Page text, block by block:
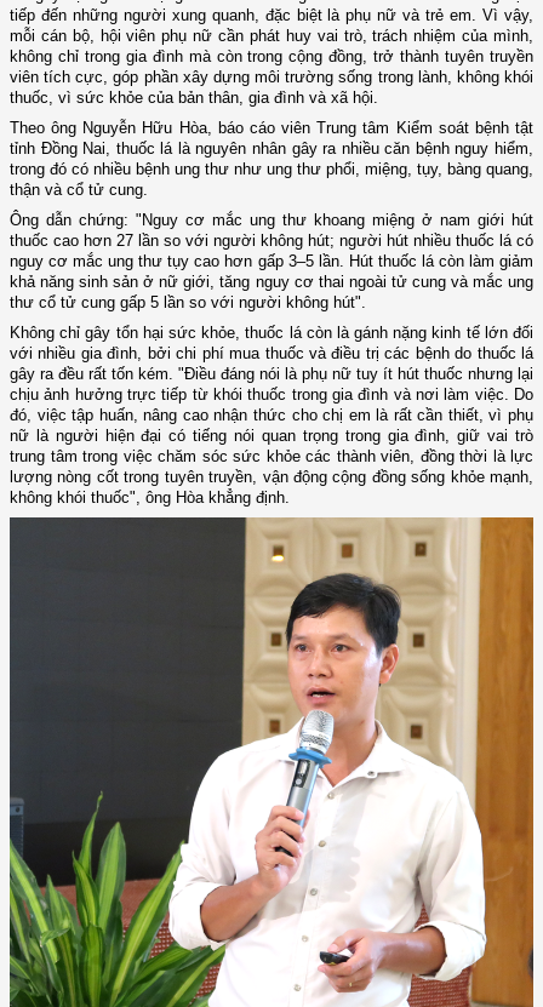
tiếp đến những người xung quanh, đặc biệt là phụ nữ và trẻ em. Vì vậy,
mỗi cán bộ, hội viên phụ nữ cần phát huy vai trò, trách nhiệm của mình,
không chỉ trong gia đình mà còn trong cộng đồng, trở thành tuyên truyền
viên tích cực, góp phần xây dựng môi trường sống trong lành, không khói
thuốc, vì sức khỏe của bản thân, gia đình và xã hội.
Theo ông Nguyễn Hữu Hòa, báo cáo viên Trung tâm Kiểm soát bệnh tật
tỉnh Đồng Nai, thuốc lá là nguyên nhân gây ra nhiều căn bệnh nguy hiểm,
trong đó có nhiều bệnh ung thư như ung thư phổi, miệng, tụy, bàng quang,
thận và cổ tử cung.
Ông dẫn chứng: "Nguy cơ mắc ung thư khoang miệng ở nam giới hút
thuốc cao hơn 27 lần so với người không hút; người hút nhiều thuốc lá có
nguy cơ mắc ung thư tụy cao hơn gấp 3–5 lần. Hút thuốc lá còn làm giảm
khả năng sinh sản ở nữ giới, tăng nguy cơ thai ngoài tử cung và mắc ung
thư cổ tử cung gấp 5 lần so với người không hút".
Không chỉ gây tổn hại sức khỏe, thuốc lá còn là gánh nặng kinh tế lớn đối
với nhiều gia đình, bởi chi phí mua thuốc và điều trị các bệnh do thuốc lá
gây ra đều rất tốn kém. "Điều đáng nói là phụ nữ tuy ít hút thuốc nhưng lại
chịu ảnh hưởng trực tiếp từ khói thuốc trong gia đình và nơi làm việc. Do
đó, việc tập huấn, nâng cao nhận thức cho chị em là rất cần thiết, vì phụ
nữ là người hiện đại có tiếng nói quan trọng trong gia đình, giữ vai trò
trung tâm trong việc chăm sóc sức khỏe các thành viên, đồng thời là lực
lượng nòng cốt trong tuyên truyền, vận động cộng đồng sống khỏe mạnh,
không khói thuốc", ông Hòa khẳng định.